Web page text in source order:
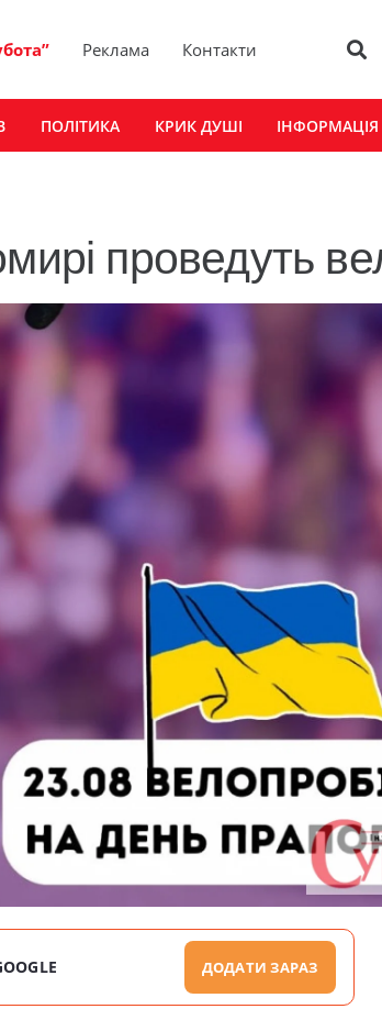
Реклама Контакти
ПОЛІТИКА КРИК ДУШІ ІНФОРМАЦІЯ
проведуть
ДОДАТИ ЗАРАЗ